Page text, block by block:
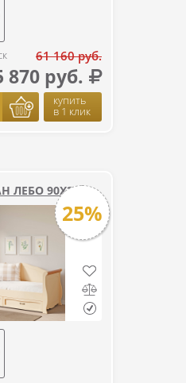
61 160 руб.
870 руб.
купить
в 1 клик
ЛЕБО 90Х200
25%